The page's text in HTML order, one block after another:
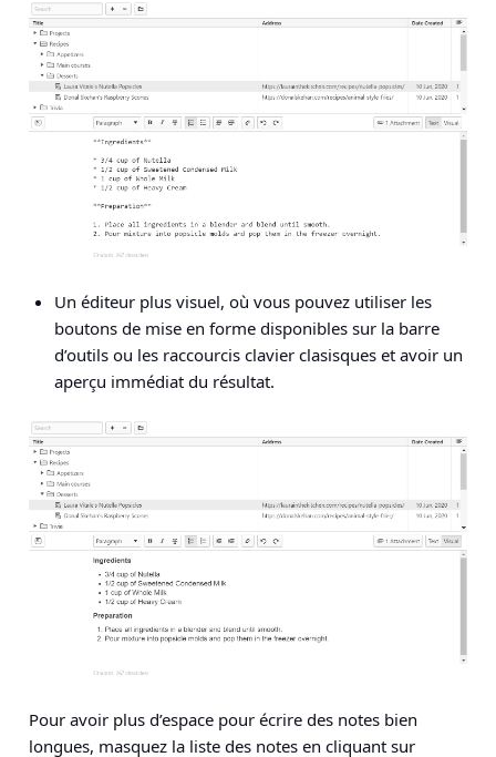
Un éditeur plus visuel, où vous pouvez utiliser les
boutons de mise en forme disponibles sur la barre
d’outils ou les raccourcis clavier clasisques et avoir un
aperçu immédiat du résultat.
Pour avoir plus d’espace pour écrire des notes bien
longues, masquez la liste des notes en cliquant sur